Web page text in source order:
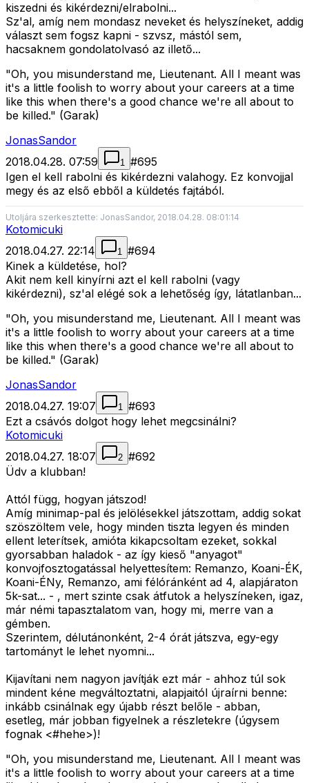
kiszedni és kikérdezni/elrabolni...
Sz'al, amíg nem mondasz neveket és helyszíneket, addig
választ sem fogsz kapni - szvsz, mástól sem,
hacsaknem gondolatolvasó az illető...
"Oh, you misunderstand me, Lieutenant. All I meant was
it's a little foolish to worry about your careers at a time
like this when there's a good chance we're all about to
be killed." (Garak)
JonasSandor
2018.04.28. 07:59
1 #695
Igen el kell rabolni és kikérdezni valahogy. Ez konvojjal
megy és az első ebből a küldetés fajtából.
Utoljára szerkesztette: JonasSandor, 2018.04.28. 08:01:14
Kotomicuki
2018.04.27. 22:14
1 #694
Kinek a küldetése, hol?
Akit nem kell kinyírni azt el kell rabolni (vagy
kikérdezni), sz'al elégé sok a lehetőség így, látatlanban...
"Oh, you misunderstand me, Lieutenant. All I meant was
it's a little foolish to worry about your careers at a time
like this when there's a good chance we're all about to
be killed." (Garak)
JonasSandor
2018.04.27. 19:07
1 #693
Ezt a csávós dolgot hogy lehet megcsinálni?
Kotomicuki
2018.04.27. 18:07
2 #692
Üdv a klubban!
Attól függ, hogyan játszod!
Amíg minimap-pal és jelölésekkel játszottam, addig sokat
szöszöltem vele, hogy minden tiszta legyen és minden
ellent leterítsek, amióta kikapcsoltam ezeket, sokkal
gyorsabban haladok - az így kieső "anyagot"
konvojfosztogatással helyettesítem: Remanzo, Koani-ÉK,
Koani-ÉNy, Remanzo, ami félóránként ad 4, alapjáraton
5k-sat... - , mert szinte csak átfutok a helyszíneken, igaz,
már némi tapasztalatom van, hogy mi, merre van a
gémben.
Szerintem, délutánonként, 2-4 órát játszva, egy-egy
tartományt le lehet nyomni...
Kijavítani nem nagyon javítják ezt már - ahhoz túl sok
mindent kéne megváltoztatni, alapjaitól újraírni benne:
inkább csinálnak egy újabb részt belőle - abban,
esetleg, már jobban figyelnek a részletekre (úgysem
fognak <#hehe>)!
"Oh, you misunderstand me, Lieutenant. All I meant was
it's a little foolish to worry about your careers at a time